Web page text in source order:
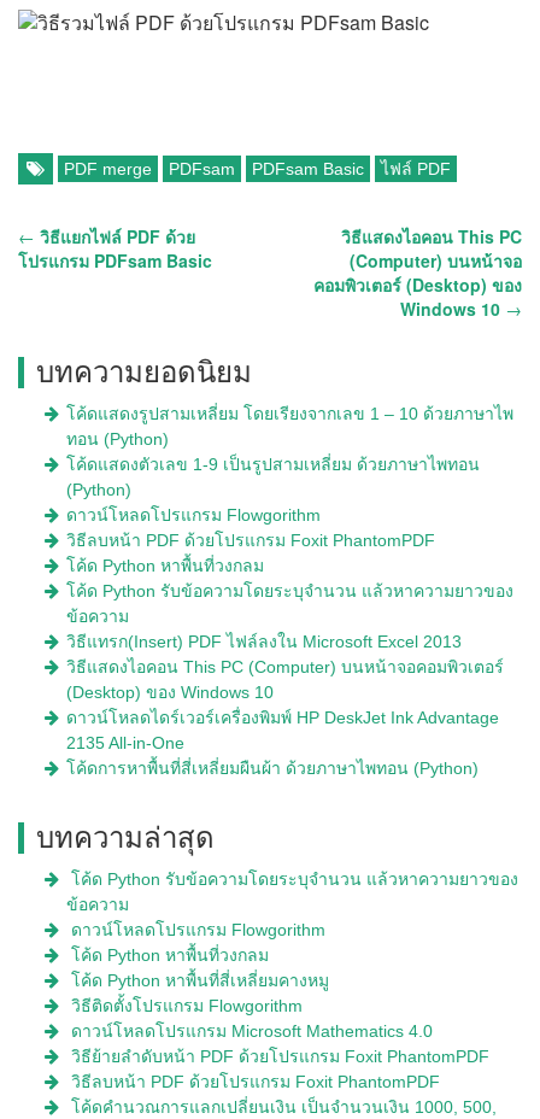
PDF merge PDFsam PDFsam Basic ไฟล์ PDF
← วิธีแยกไฟล์ PDF ด้วย
โปรแกรม PDFsam Basic
วิธีแสดงไอคอน This PC
(Computer) บนหน้าจอ
คอมพิวเตอร์ (Desktop) ของ
Windows 10 →
บทความยอดนิยม
โค้ดแสดงรูปสามเหลี่ยม โดยเรียงจากเลข 1 – 10 ด้วยภาษาไพ
ทอน (Python)
โค้ดแสดงตัวเลข 1-9 เป็นรูปสามเหลี่ยม ด้วยภาษาไพทอน
(Python)
ดาวน์โหลดโปรแกรม Flowgorithm
วิธีลบหน้า PDF ด้วยโปรแกรม Foxit PhantomPDF
โค้ด Python หาพื้นที่วงกลม
โค้ด Python รับข้อความโดยระบุจำนวน แล้วหาความยาวของ
ข้อความ
วิธีแทรก(Insert) PDF ไฟล์ลงใน Microsoft Excel 2013
วิธีแสดงไอคอน This PC (Computer) บนหน้าจอคอมพิวเตอร์
(Desktop) ของ Windows 10
ดาวน์โหลดไดร์เวอร์เครื่องพิมพ์ HP DeskJet Ink Advantage
2135 All-in-One
โค้ดการหาพื้นที่สี่เหลี่ยมผืนผ้า ด้วยภาษาไพทอน (Python)
บทความล่าสุด
โค้ด Python รับข้อความโดยระบุจำนวน แล้วหาความยาวของ
ข้อความ
ดาวน์โหลดโปรแกรม Flowgorithm
โค้ด Python หาพื้นที่วงกลม
โค้ด Python หาพื้นที่สี่เหลี่ยมคางหมู
วิธีติดตั้งโปรแกรม Flowgorithm
ดาวน์โหลดโปรแกรม Microsoft Mathematics 4.0
วิธีย้ายลำดับหน้า PDF ด้วยโปรแกรม Foxit PhantomPDF
วิธีลบหน้า PDF ด้วยโปรแกรม Foxit PhantomPDF
โค้ดคำนวณการแลกเปลี่ยนเงิน เป็นจำนวนเงิน 1000, 500,